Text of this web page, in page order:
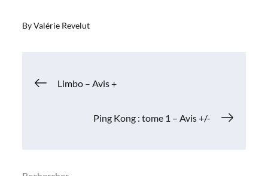
ByValérie Revelut
Navigation
Limbo – Avis +
Ping Kong : tome 1 – Avis +/-